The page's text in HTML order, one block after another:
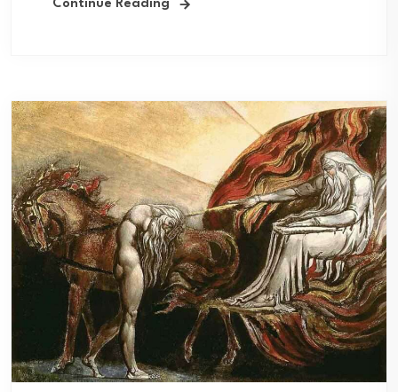
Continue Reading